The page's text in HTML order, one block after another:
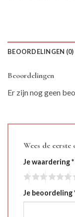
BEOORDELINGEN (0)
Beoordelingen
Er zijn nog geen
Wees de
Je waardering*
Je beoordeling